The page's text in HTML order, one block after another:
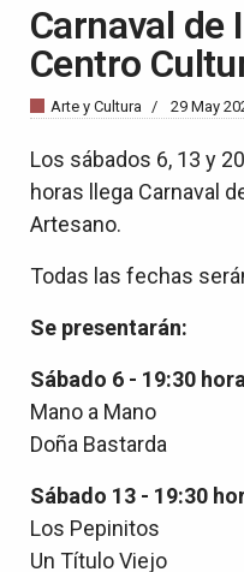
Carnaval de
Centro
Arte y Cultura 29 May
Los sábados 6, 13 y
horas llega Carnaval
Artesano.
Todas las fechas
Se presentarán:
Sábado 6 - 19:30
Mano a Mano
Doña Bastarda
Sábado 13 - 19:30
Los Pepinitos
Un Título Viejo